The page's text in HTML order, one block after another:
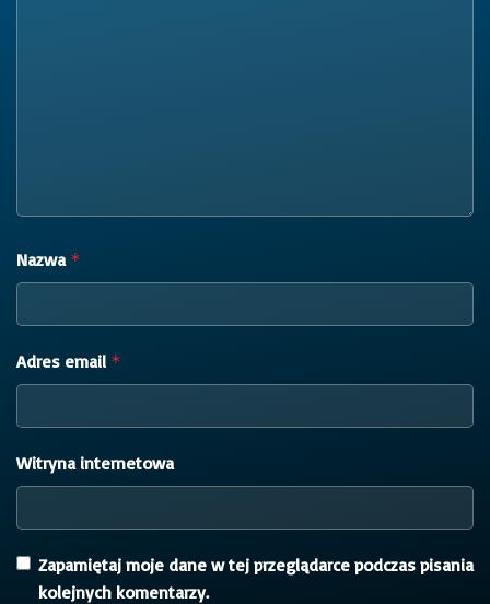
Nazwa *
Adres email *
Witryna internetowa
Zapamiętaj moje dane w tej przeglądarce podczas pisania
kolejnych komentarzy.